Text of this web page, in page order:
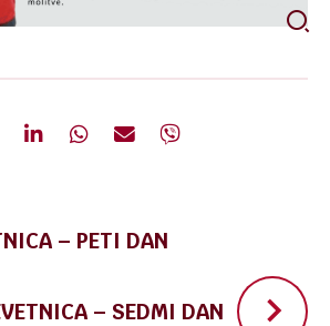
– PETI DAN
– SEDMI DAN